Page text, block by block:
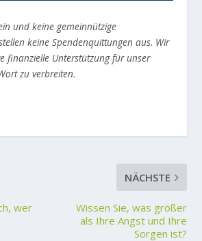
und keine gemeinnützige
keine Spendenquittungen aus. Wir
finanzielle Unterstützung für unser
zu verbreiten.
wer
NÄCHSTE
Wissen Sie, was größer
als Ihre Angst und Ihre
Sorgen ist?